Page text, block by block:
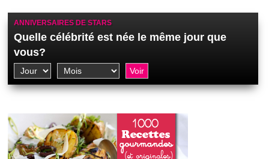
ANNIVERSAIRES DE STARS
Quelle célébrité est née le même jour que
vous?